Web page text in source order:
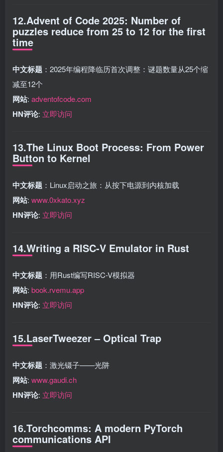
12.Advent of Code 2025: Number of
puzzles reduce from 25 to 12 for the first
time
中文标题 ：2025年编程降临历首次调整：谜题数量从25个缩
减至12个
网站: adventofcode.com
HN评论: 立即访问
13.The Linux Boot Process: From Power
Button to Kernel
中文标题 ：Linux启动之旅：从按下电源到内核加载
网站: www.0xkato.xyz
HN评论: 立即访问
14.Writing a RISC-V Emulator in Rust
中文标题 ：用Rust编写RISC-V模拟器
网站: book.rvemu.app
HN评论: 立即访问
15.LaserTweezer – Optical Trap
中文标题 ：激光镊子——光阱
网站: www.gaudi.ch
HN评论: 立即访问
16.Torchcomms: A modern PyTorch
communications API